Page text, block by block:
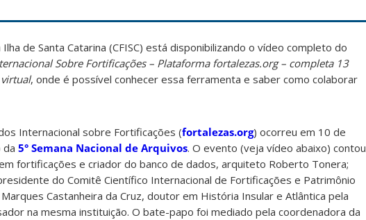
de Santa Catarina (CFISC) está disponibilizando o vídeo completo do
Sobre Fortificações – Plataforma fortalezas.org – completa 13
, onde é possível conhecer essa ferramenta e saber como colaborar
Internacional sobre Fortificações (fortalezas.org) ocorreu em 10 de
da 5° Semana Nacional de Arquivos. O evento (veja vídeo abaixo) contou
fortificações e criador do banco de dados, arquiteto Roberto Tonera;
do Comitê Científico Internacional de Fortificações e Patrimônio
Castanheira da Cruz, doutor em História Insular e Atlântica pela
na mesma instituição. O bate-papo foi mediado pela coordenadora da